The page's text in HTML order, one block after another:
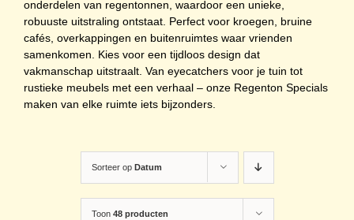
onderdelen van regentonnen, waardoor een unieke,
robuuste uitstraling ontstaat. Perfect voor kroegen, bruine
cafés, overkappingen en buitenruimtes waar vrienden
samenkomen. Kies voor een tijdloos design dat
vakmanschap uitstraalt. Van eyecatchers voor je tuin tot
rustieke meubels met een verhaal – onze Regenton Specials
maken van elke ruimte iets bijzonders.
Sorteer op Datum
Toon 48 producten